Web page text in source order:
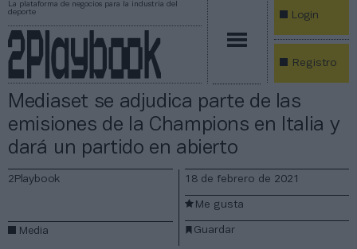
La plataforma de negocios para la industria del
deporte
Login
Registro
Mediaset se adjudica parte de las
emisiones de la Champions en Italia y
dará un partido en abierto
2Playbook
Media
18 de febrero de 2021
Guardar
Me gusta